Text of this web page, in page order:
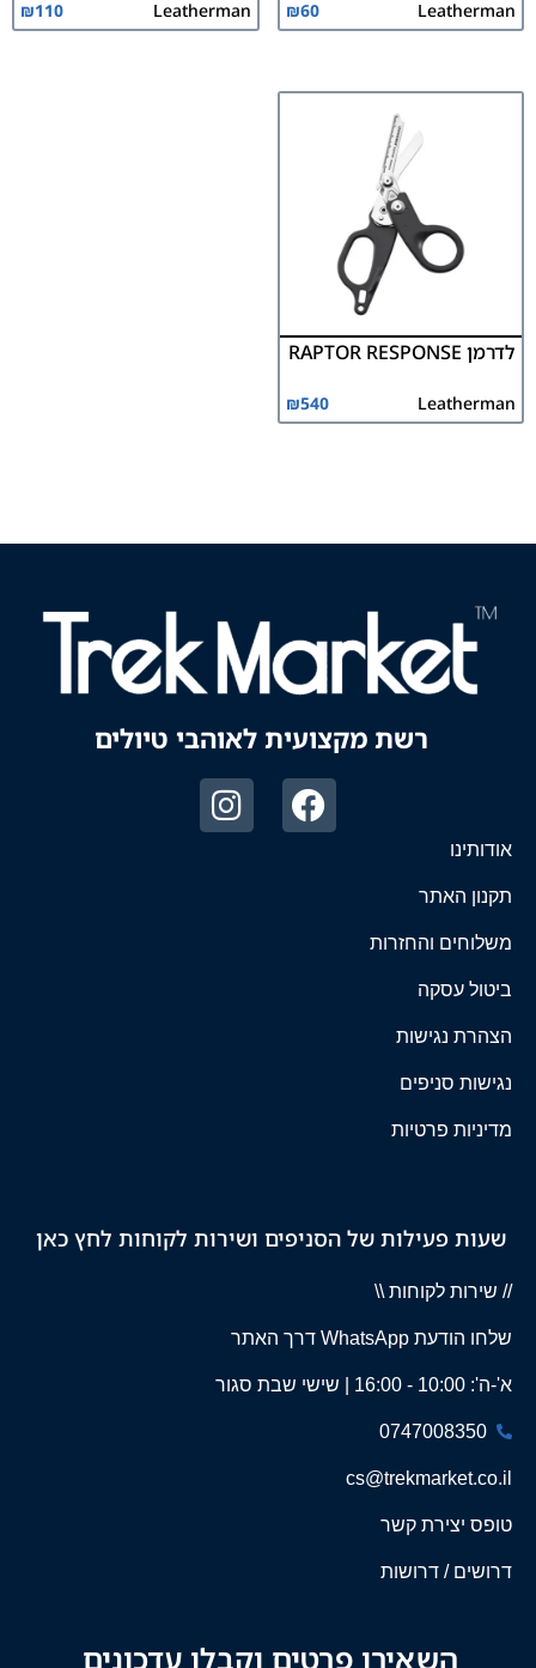
Leatherman
₪60
Leatherman
₪110
לדרמן RAPTOR RESPONSE
Leatherman
₪540
רשת מקצועית לאוהבי טיולים
אודותינו
תקנון האתר
משלוחים והחזרות
ביטול עסקה
הצהרת נגישות
נגישות סניפים
מדיניות פרטיות
שעות פעילות של הסניפים ושירות לקוחות לחץ כאן
// שירות לקוחות \\
שלחו הודעת WhatsApp דרך האתר
א'-ה': 10:00 - 16:00 | שישי שבת סגור
0747008350
cs@trekmarket.co.il
טופס יצירת קשר
דרושים / דרושות
השאירו פרטים וקבלו עדכונים